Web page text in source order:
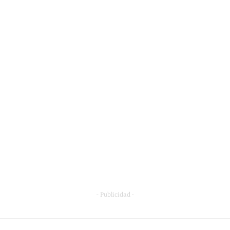
- Publicidad -